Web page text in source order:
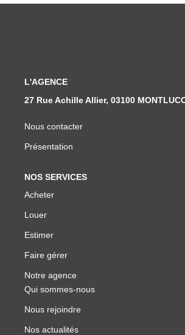
L'AGENCE
27 Rue Achille Allier, 03100
Nous contacter
Présentation
NOS SERVICES
Acheter
Louer
Estimer
Faire gérer
Notre agence
Qui sommes-nous
Nous rejoindre
Nos actualités